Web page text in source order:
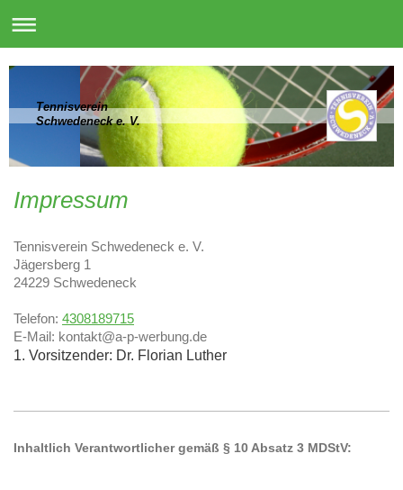
Tennisverein
Schwedeneck e. V.
Impressum
Tennisverein Schwedeneck e. V.
Jägersberg 1
24229 Schwedeneck
Telefon: 4308189715
E-Mail: kontakt@a-p-werbung.de
1. Vorsitzender: Dr. Florian Luther
Inhaltlich Verantwortlicher gemäß § 10 Absatz 3 MDStV: